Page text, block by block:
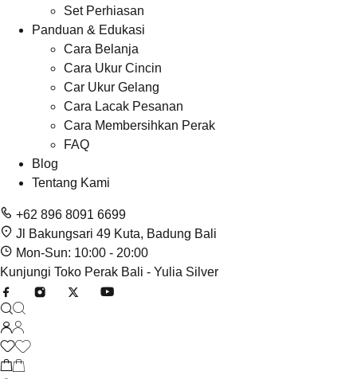
Set Perhiasan
Panduan & Edukasi
Cara Belanja
Cara Ukur Cincin
Car Ukur Gelang
Cara Lacak Pesanan
Cara Membersihkan Perak
FAQ
Blog
Tentang Kami
+62 896 8091 6699
Jl Bakungsari 49 Kuta, Badung Bali
Mon-Sun: 10:00 - 20:00
Kunjungi Toko Perak Bali - Yulia Silver